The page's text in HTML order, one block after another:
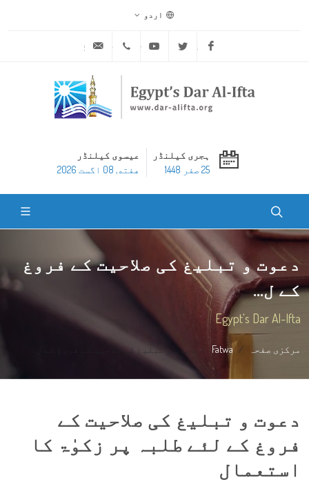
اردو
Facebook
Twitter
Youtube
ہجری کیلنڈر
25 صفر 1448
عیسوی کیلنڈر
هفته, 08 اگست 2026
دعوت و تبلیغ کی صلاحیت کے فروغ
كے ل...
Egypt's Dar Al-Ifta
مرکزی صفحہ Fatwa دعوت و تبلیغ کی صلاحیت کے فروغ كے ل...
دعوت و تبلیغ کی صلاحیت کے
فروغ كے لئے طلبہ پر زکوٰۃ کا
استعمال